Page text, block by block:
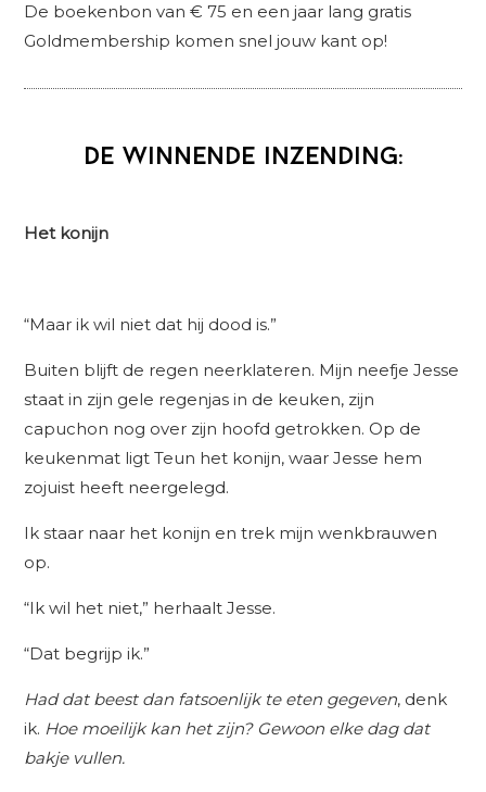
De boekenbon van € 75 en een jaar lang gratis
Goldmembership komen snel jouw kant op!
De winnende inzending:
Het konijn
“Maar ik wil niet dat hij dood is.”
Buiten blijft de regen neerklateren. Mijn neefje Jesse
staat in zijn gele regenjas in de keuken, zijn
capuchon nog over zijn hoofd getrokken. Op de
keukenmat ligt Teun het konijn, waar Jesse hem
zojuist heeft neergelegd.
Ik staar naar het konijn en trek mijn wenkbrauwen
op.
“Ik wil het niet,” herhaalt Jesse.
“Dat begrijp ik.”
Had dat beest dan fatsoenlijk te eten gegeven, denk
ik. Hoe moeilijk kan het zijn? Gewoon elke dag dat
bakje vullen.